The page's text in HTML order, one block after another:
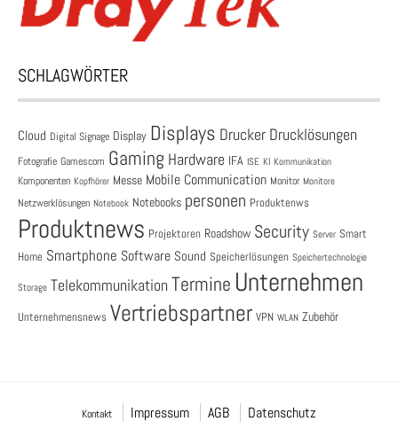
SCHLAGWÖRTER
Cloud Digital Signage Display Displays Drucker Drucklösungen
Fotografie Gamescom Gaming Hardware IFA ISE KI Kommunikation
Komponenten Kopfhörer Messe Mobile Communication Monitor Monitore
Netzwerklösungen Notebook Notebooks personen Produktenws
Produktnews Projektoren Roadshow Security Server Smart
Home Smartphone Software Sound Speicherlösungen Speichertechnologie
Storage Telekommunikation Termine Unternehmen
Unternehmensnews Vertriebspartner VPN WLAN Zubehör
Kontakt Impressum AGB Datenschutz